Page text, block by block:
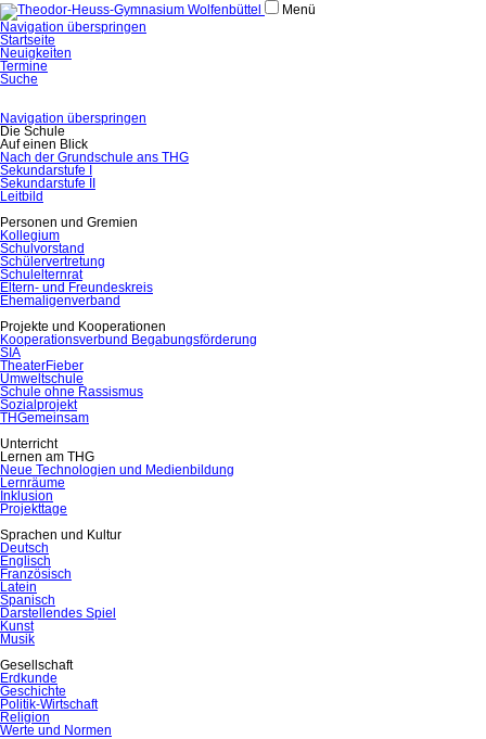
Menü
Navigation überspringen
Startseite
Neuigkeiten
Termine
Suche
Navigation überspringen
Die Schule
Auf einen Blick
Nach der Grundschule ans THG
Sekundarstufe I
Sekundarstufe II
Leitbild
Personen und Gremien
Kollegium
Schulvorstand
Schülervertretung
Schulelternrat
Eltern- und Freundeskreis
Ehemaligenverband
Projekte und Kooperationen
Kooperationsverbund Begabungsförderung
SIA
TheaterFieber
Umweltschule
Schule ohne Rassismus
Sozialprojekt
THGemeinsam
Unterricht
Lernen am THG
Neue Technologien und Medienbildung
Lernräume
Inklusion
Projekttage
Sprachen und Kultur
Deutsch
Englisch
Französisch
Latein
Spanisch
Darstellendes Spiel
Kunst
Musik
Gesellschaft
Erdkunde
Geschichte
Politik-Wirtschaft
Religion
Werte und Normen